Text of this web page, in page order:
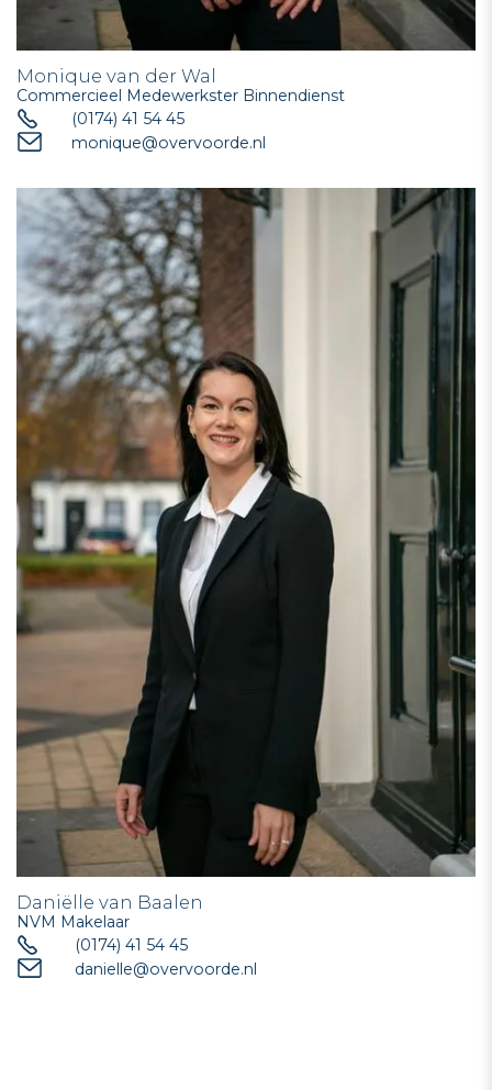
Monique van der Wal
Commercieel Medewerkster Binnendienst
(0174) 41 54 45
monique@overvoorde.nl
Daniëlle van Baalen
NVM Makelaar
(0174) 41 54 45
danielle@overvoorde.nl